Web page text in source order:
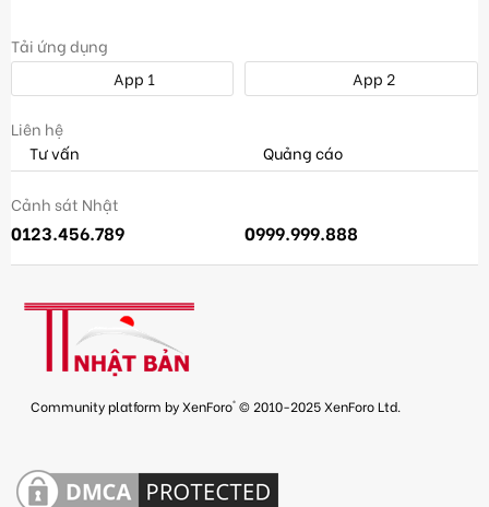
Tải ứng dụng
App 1
App 2
Liên hệ
Tư vấn
Quảng cáo
Cảnh sát Nhật
0123.456.789 0999.999.888
Community platform by XenForo® © 2010-2025 XenForo Ltd.